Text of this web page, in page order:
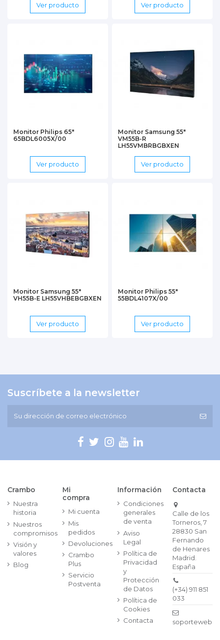
Ver producto Ver producto
Monitor Philips 65"
65BDL6005X/00
Ver producto
Monitor Samsung 55"
VM55B-R
LH55VMBRBGBXEN
Ver producto
Monitor Samsung 55"
VH55B-E LH55VHBEBGBXEN
Ver producto
Monitor Philips 55"
55BDL4107X/00
Ver producto
Suscríbete a la newsletter
Crambo
Nuestra
historia
Nuestros
compromisos
Visión y
valores
Blog
Mi
compra
Mi cuenta
Mis
pedidos
Devoluciones
Crambo
Plus
Servicio
Postventa
Información
Condiciones
generales
de venta
Aviso
Legal
Política de
Privacidad
y
Protección
de Datos
Política de
Cookies
Contacta
Contacta
Calle de los
Torneros, 7
28830 San
Fernando
de Henares
Madrid.
España
(+34) 911 851
033